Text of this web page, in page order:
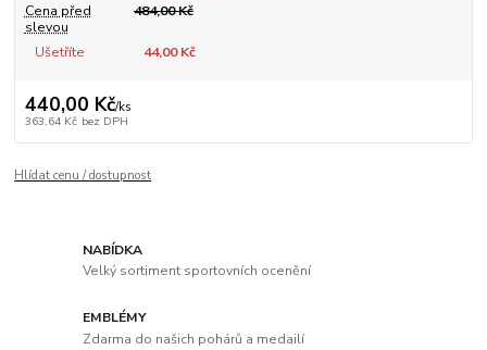
Cena před
slevou
484,00 Kč
Ušetříte 44,00 Kč
440,00 Kč/ks
363,64 Kč bez DPH
Hlídat cenu / dostupnost
NABÍDKA
Velký sortiment sportovních ocenění
EMBLÉMY
Zdarma do našich pohárů a medailí